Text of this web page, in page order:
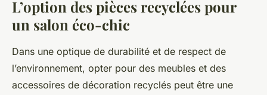
L’option des pièces recyclées pour
un salon éco-chic
Dans une optique de durabilité et de respect de
l’environnement, opter pour des meubles et des
accessoires de décoration recyclés peut être une